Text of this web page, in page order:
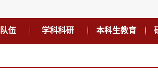
伍 学科科研 本科生教育